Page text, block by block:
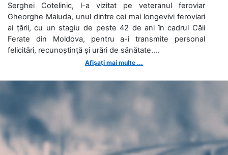
Serghei Cotelinic, l-a vizitat pe veteranul feroviar
Gheorghe Maluda, unul dintre cei mai longevivi feroviari
ai țării, cu un stagiu de peste 42 de ani în cadrul Căii
Ferate din Moldova, pentru a-i transmite personal
felicitări, recunoștință și urări de sănătate....
Afișați mai multe ...